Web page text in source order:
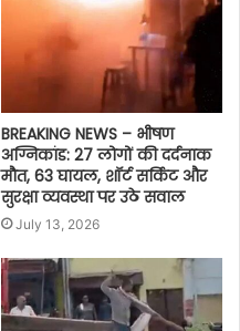
BREAKING NEWS – भीषण
अग्निकांड: 27 लोगों की दर्दनाक
मौत, 63 घायल, शॉर्ट सर्किट और
सुरक्षा व्यवस्था पर उठे सवाल
July 13, 2026